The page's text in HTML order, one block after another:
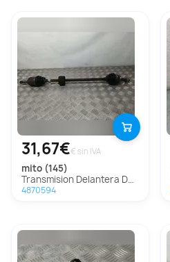
31,67€€ sin IVA
mito (145)
Transmision Delantera Derecha Para Alfa Romeo Mito
4870594